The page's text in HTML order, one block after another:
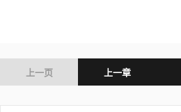
上一页 上一章